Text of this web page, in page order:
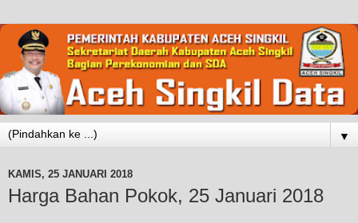
▼
KAMIS, 25 JANUARI 2018
Harga Bahan Pokok, 25 Januari 2018